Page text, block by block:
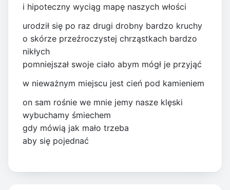
i hipoteczny wyciąg mapę naszych włości
urodził się po raz drugi drobny bardzo kruchy
o skórze przeźroczystej chrząstkach bardzo
nikłych
pomniejszał swoje ciało abym mógł je przyjąć
w nieważnym miejscu jest cień pod kamieniem
on sam rośnie we mnie jemy nasze klęski
wybuchamy śmiechem
gdy mówią jak mało trzeba
aby się pojednać